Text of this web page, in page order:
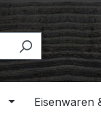
Eisenwaren